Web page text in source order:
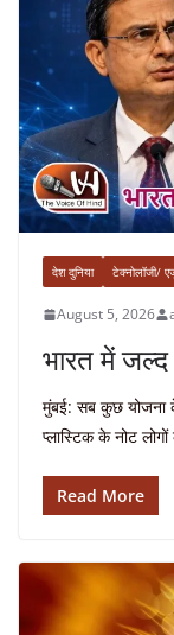
देश दुनिया टेक्नोलॉजी/
August 5, 2026
भारत में
मुंबई: सब कुछ योजना
प्लास्टिक के नोट लोगों
Read More